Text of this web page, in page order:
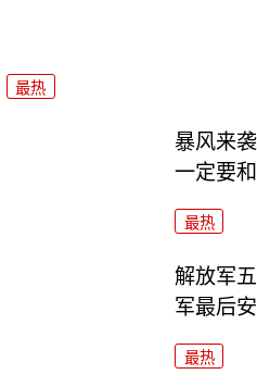
最热
暴风来
一定要
最热
解放军
军最后
最热